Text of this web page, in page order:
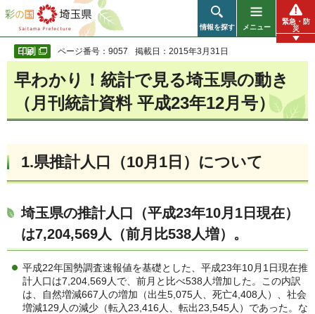
彩の国 埼玉県
情報を探す メニュー
緊急・防
災
ページ番号：9057 掲載日：2015年3月31日
早わかり！統計で見る埼玉県の動き
（月刊統計資料 平成23年12月号）
1.県推計人口（10月1日）について
埼玉県の推計人口（平成23年10月1日現在）
は7,204,569人（前月比538人増）。
平成22年国勢調査速報値を基礎とした、平成23年10月1日現在推
計人口は7,204,569人で、前月と比べ538人増加した。この内訳
は、自然増減667人の増加（出生5,075人、死亡4,408人）、社会
増減129人の減少（転入23,416人、転出23,545人）であった。な